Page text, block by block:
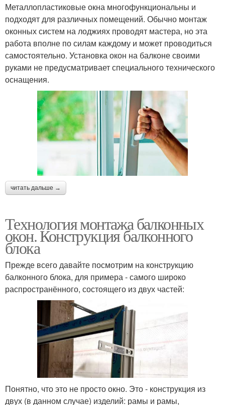
Металлопластиковые окна многофункциональны и
подходят для различных помещений. Обычно монтаж
оконных систем на лоджиях проводят мастера, но эта
работа вполне по силам каждому и может проводиться
самостоятельно. Установка окон на балконе своими
руками не предусматривает специального технического
оснащения.
читать дальше →
Технология монтажа балконных
окон. Конструкция балконного
блока
Прежде всего давайте посмотрим на конструкцию
балконного блока, для примера - самого широко
распространённого, состоящего из двух частей:
Понятно, что это не просто окно. Это - конструкция из
двух (в данном случае) изделий: рамы и рамы,